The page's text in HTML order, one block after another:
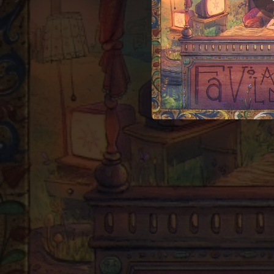
03:43
03:28
05:01
02:36
03:13